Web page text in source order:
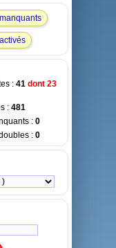
: 41 dont 23
: 481
: 0
: 0